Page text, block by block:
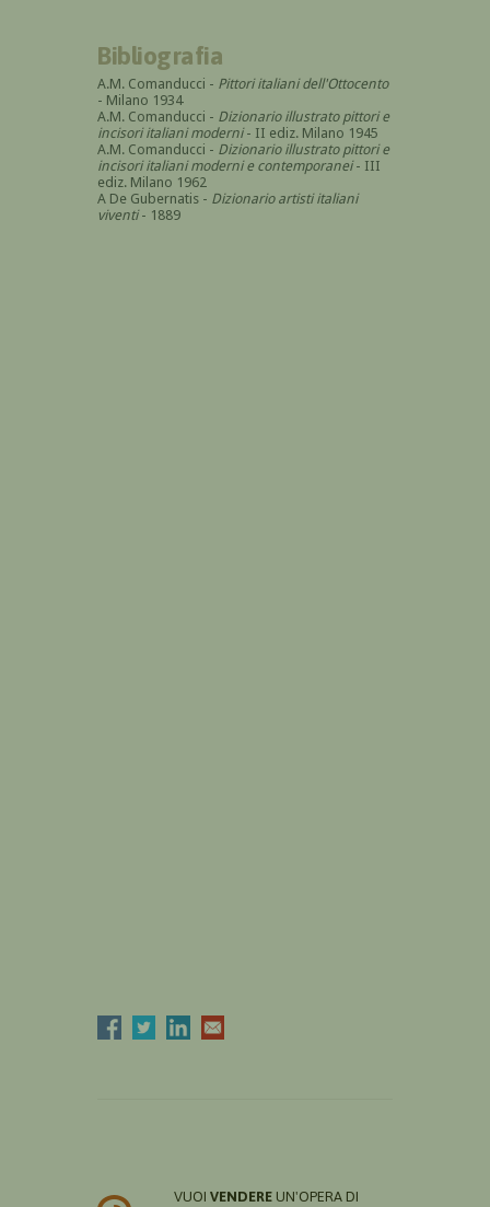
Bibliografia
A.M. Comanducci - Pittori italiani dell'Ottocento
- Milano 1934
A.M. Comanducci - Dizionario illustrato pittori e
incisori italiani moderni- II ediz. Milano 1945
A.M. Comanducci - Dizionario illustrato pittori e
incisori italiani moderni e contemporanei- III
ediz. Milano 1962
A De Gubernatis - Dizionario artisti italiani
viventi- 1889
VUOI VENDERE UN'OPERA DI